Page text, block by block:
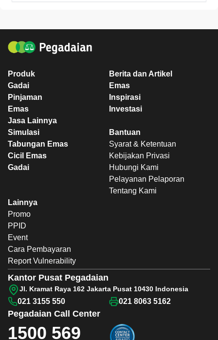
Produk
Gadai
Pinjaman
Emas
Jasa Lainnya
Berita dan Artikel
Emas
Inspirasi
Investasi
Simulasi
Tabungan Emas
Cicil Emas
Gadai
Bantuan
Syarat & Ketentuan
Kebijakan Privasi
Hubungi Kami
Pelayanan Pelaporan
Tentang Kami
Lainnya
Promo
PPID
Event
Cara Pembayaran
Report Vulnerability
Pegadaian Call Center
1500 569
Kantor Pusat Pegadaian
Jl. Kramat Raya 162 Jakarta Pusat 10430 Indonesia
021 3155 550 021 8063 5162